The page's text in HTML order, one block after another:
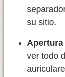
su sitio.
ver todo